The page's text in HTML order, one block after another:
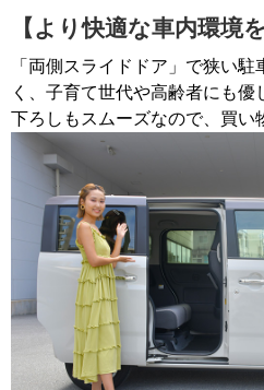
【より快適な車内環境を
「両側スライドドア」で狭い
く、子育て世代や高齢者にも
下ろしもスムーズなので、買い